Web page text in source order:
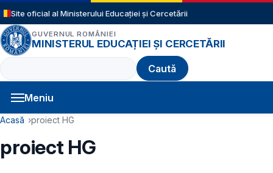
Sari la conținutul principal
Site oficial al Ministerului Educației și Cercetării
GUVERNUL ROMÂNIEI
MINISTERUL EDUCAȚIEI ȘI CERCETĂRII
Caută
Meniu
Navigație principală
Cale de navigare
Acasă proiect HG
proiect HG